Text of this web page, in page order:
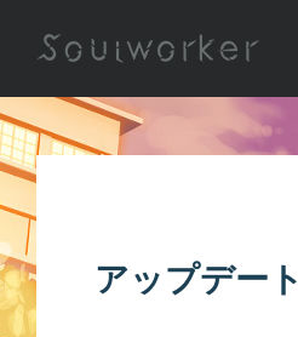
アップデート